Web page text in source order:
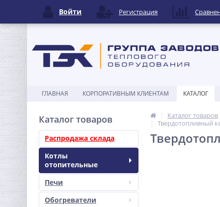
ГЛАВНАЯ КОРПОРАТИВНЫМ КЛИЕНТАМ КАТАЛОГ
Каталог товаров
Распродажа склада
Котлы
отопительные
Печи
Обогреватели
Каталог товаров
Твердотопливный
Войти Регистрация